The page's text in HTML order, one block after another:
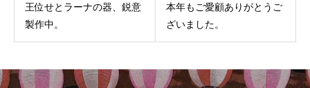
王位せとラーナの器、鋭意
製作中。
本年もご愛顧ありがとうご
ざいました。